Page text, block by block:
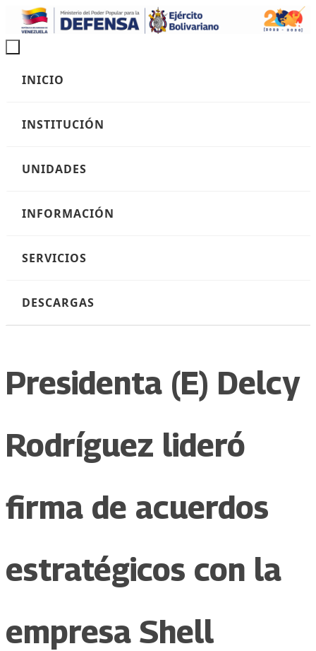
al
contenido
INICIO
INSTITUCIÓN
UNIDADES
INFORMACIÓN
SERVICIOS
DESCARGAS
Presidenta (E) Delcy
Rodríguez lideró
firma de acuerdos
estratégicos con la
empresa Shell